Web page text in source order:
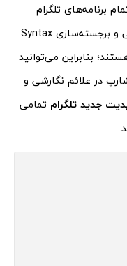
برنامه‌های تلگرام
اکنون قادر به تشخیص زبان برنامه‌نویسی و برجسته‌سازی Syntax
بنابراین می‌توانید
در علائم نگارشی و
جدید تلگرام تمامی